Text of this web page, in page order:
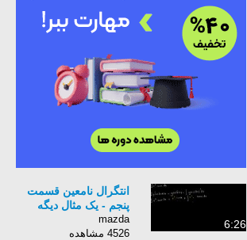
6:26
انتگرال نامعین قسمت
پنجم - یک مثال دیگه
mazda
4526 مشاهده